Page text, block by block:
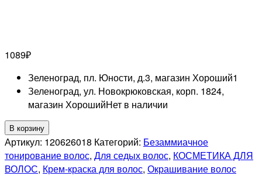
1089₽
Зеленоград, пл. Юности, д.3, магазин Хороший1
Зеленоград, ул. Новокрюковская, корп. 1824,
магазин ХорошийНет в наличии
Количество
товара
LISAP
PROFESSIONNEL
В корзину
Артикул: 120626018 Категорий: Безаммиачное
тонирование волос, Для седых волос, КОСМЕТИКА ДЛЯ
ВОЛОС, Крем-краска для волос, Окрашивание волос